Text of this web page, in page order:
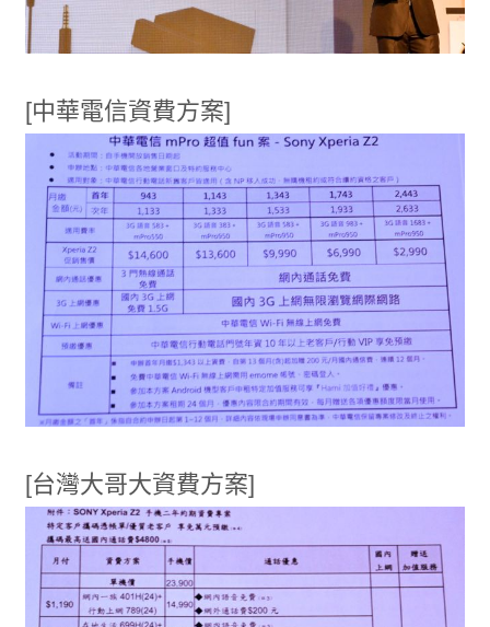
[中華電信資費方案]
[台灣大哥大資費方案]